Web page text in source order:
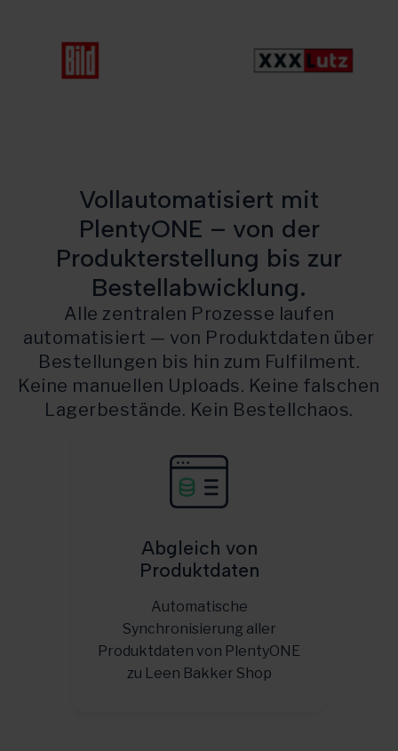
Vollautomatisiert mit
PlentyONE – von der
Produkterstellung bis zur
Bestellabwicklung.
Alle zentralen Prozesse laufen
automatisiert — von Produktdaten über
Bestellungen bis hin zum Fulfilment.
Keine manuellen Uploads. Keine falschen
Lagerbestände. Kein Bestellchaos.
Abgleich von
Produktdaten
Automatische
Synchronisierung aller
Produktdaten von PlentyONE
zu Leen Bakker Shop